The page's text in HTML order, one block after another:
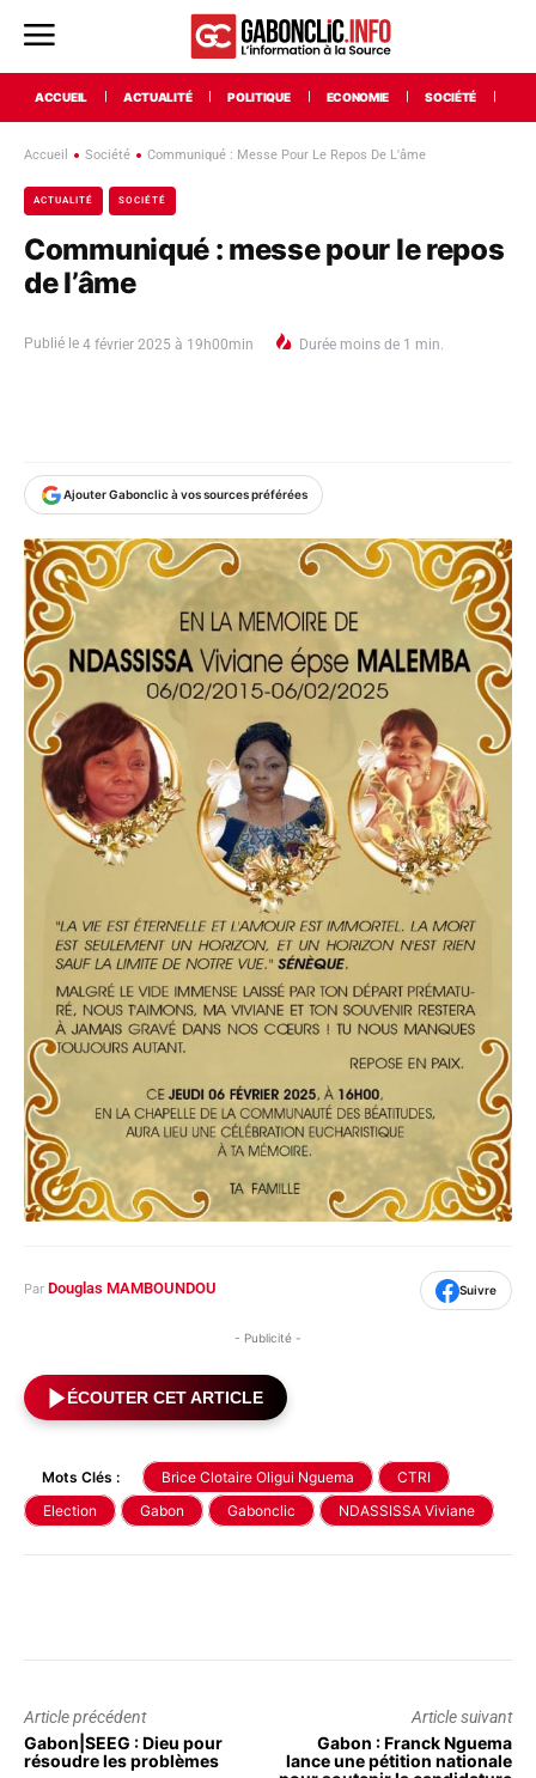
ACCUEIL ACTUALITÉ POLITIQUE ECONOMIE SOCIÉTÉ
Accueil Société Communiqué : Messe Pour Le Repos De L'âme
ACTUALITÉ SOCIÉTÉ
Communiqué : messe pour le repos
de l’âme
Publié le 4 février 2025 à 19h00min Durée moins de 1 min.
Ajouter Gabonclic à vos sources préférées
Par Douglas MAMBOUNDOU Suivre
- Publicité -
ÉCOUTER CET ARTICLE
Mots Clés : Brice Clotaire Oligui Nguema
CTRI
Election
Gabon Gabonclic NDASSISSA Viviane
Article précédent
Gabon|SEEG : Dieu pour
résoudre les problèmes
Article suivant
Gabon : Franck Nguema
lance une pétition nationale